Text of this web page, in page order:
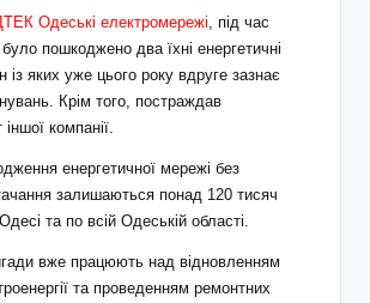
Одеські електромережі , під час
було пошкоджено два їхні енергетичні
із яких уже цього року вдруге зазнає
Крім того, постраждав
компанії.
енергетичної мережі без
залишаються понад 120 тисяч
та по всій Одеській області.
вже працюють над відновленням
та проведенням ремонтних